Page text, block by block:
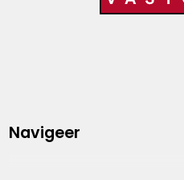
Navigeer